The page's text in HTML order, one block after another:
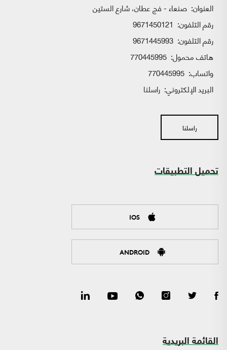
العنوان: صنعاء - فج عطان، شارع الستين
رقم التلفون: 9671450121
رقم التلفون: 9671445993
هاتف محمول: 770445995
واتساب:
البريد الإلكتروني: راسلنا
راسلنا
تحميل التطبيقات
IOS
ANDROID
القائمة البريدية